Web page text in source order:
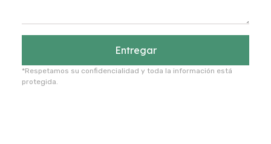
Entregar
*Respetamos su confidencialidad y toda la información está
protegida.